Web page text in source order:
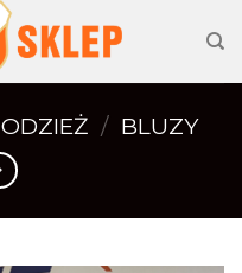
ODZIEŻ / BLUZY